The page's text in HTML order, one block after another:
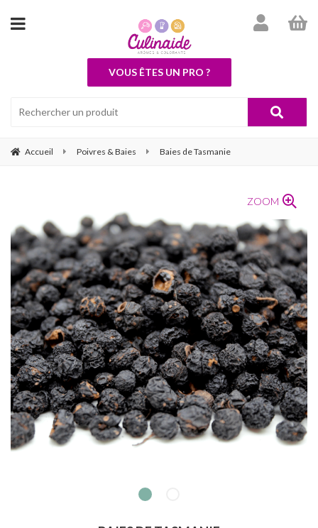
VOUS ÊTES UN PRO ?
Accueil Poivres & Baies Baies de Tasmanie
ZOOM